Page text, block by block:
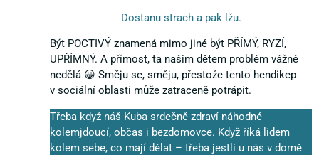
Dostanu strach a pak lžu.
Být POCTIVÝ znamená mimo jiné být PŘÍMÝ, RYZÍ,
UPŘÍMNÝ. A přímost, ta našim dětem problém vážně
nedělá 😀 Směju se, směju, přestože tento hendikep
v sociální oblasti může zatraceně potrápit.
Třeba když náš Kuba srdečně zdraví náhodné
kolemjdoucí, občas i bezdomovce. Když říká lidem
kolem sebe, co mají dělat – třeba jestli u nás v domě